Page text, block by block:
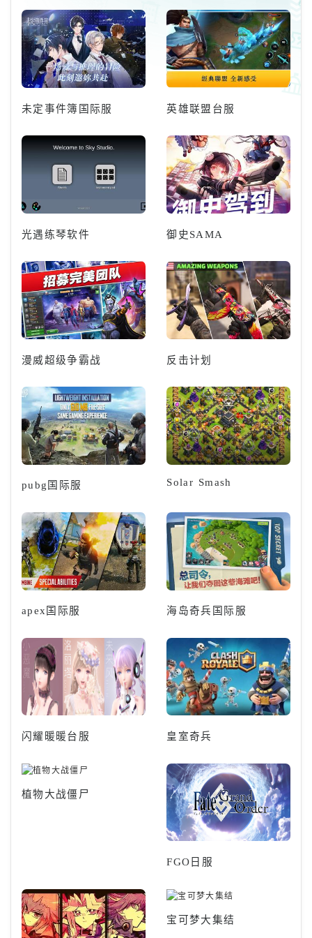
是由《蔚蓝档案》第二代PD车敏
瑞领导
未定事件簿国际服 英雄联盟台服
光遇练琴软件 御史SAMA
漫威超级争霸战 反击计划
pubg国际服 Solar Smash
apex国际服 海岛奇兵国际服
闪耀暖暖台服 皇室奇兵
植物大战僵尸
FGO日服
宝可梦大集结